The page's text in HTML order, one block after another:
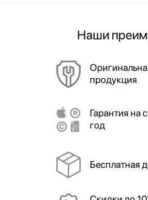
Наши
продукция
Гарантия на
год
Бесплатная